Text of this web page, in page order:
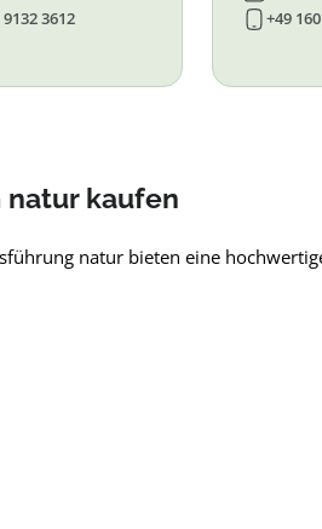
9132 3612
+49
natur kaufen
natur bieten eine